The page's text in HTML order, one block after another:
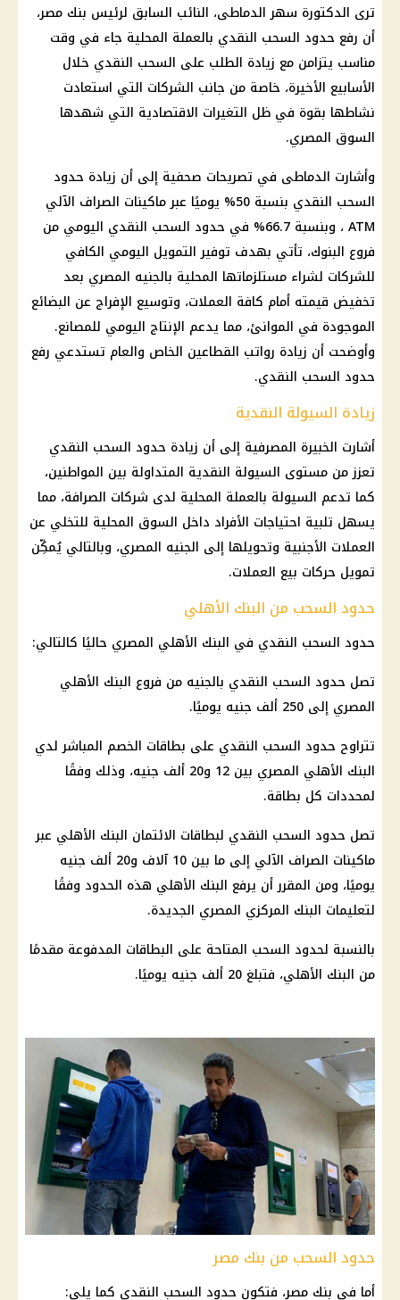
ترى الدكتورة سهر الدماطى، النائب السابق لرئيس بنك مصر،
أن رفع حدود السحب النقدي بالعملة المحلية جاء في وقت
مناسب يتزامن مع زيادة الطلب على السحب النقدي خلال
الأسابيع الأخيرة، خاصة من جانب الشركات التي استعادت
نشاطها بقوة في ظل التغيرات الاقتصادية التي شهدها
السوق المصري.
وأشارت الدماطى في تصريحات صحفية إلى أن زيادة حدود
السحب النقدي بنسبة 50% يوميًا عبر ماكينات الصراف الآلي
ATM ، وبنسبة 66.7% في حدود السحب النقدي اليومي من
فروع البنوك، تأتي بهدف توفير التمويل اليومي الكافي
للشركات لشراء مستلزماتها المحلية بالجنيه المصري بعد
تخفيض قيمته أمام كافة العملات، وتوسيع الإفراج عن البضائع
الموجودة في الموانئ، مما يدعم الإنتاج اليومي للمصانع.
وأوضحت أن زيادة رواتب القطاعين الخاص والعام تستدعي رفع
حدود السحب النقدي.
زيادة السيولة النقدية
أشارت الخبيرة المصرفية إلى أن زيادة حدود السحب النقدي
تعزز من مستوى السيولة النقدية المتداولة بين المواطنين،
كما تدعم السيولة بالعملة المحلية لدى شركات الصرافة، مما
يسهل تلبية احتياجات الأفراد داخل السوق المحلية للتخلي عن
العملات الأجنبية وتحويلها إلى الجنيه المصري، وبالتالي يُمكِّن
تمويل حركات بيع العملات.
حدود السحب من البنك الأهلي
حدود السحب النقدي في البنك الأهلي المصري حاليًا كالتالي:
تصل حدود السحب النقدي بالجنيه من فروع البنك الأهلي
المصري إلى 250 ألف جنيه يوميًا.
تتراوح حدود السحب النقدي على بطاقات الخصم المباشر لدي
البنك الأهلي المصري بين 12 و20 ألف جنيه، وذلك وفقًا
لمحددات كل بطاقة.
تصل حدود السحب النقدي لبطاقات الائتمان البنك الأهلي عبر
ماكينات الصراف الآلي إلى ما بين 10 آلاف و20 ألف جنيه
يوميًا، ومن المقرر أن يرفع البنك الأهلي هذه الحدود وفقًا
لتعليمات البنك المركزي المصري الجديدة.
بالنسبة لحدود السحب المتاحة على البطاقات المدفوعة مقدمًا
من البنك الأهلي، فتبلغ 20 ألف جنيه يوميًا.
حدود السحب من بنك مصر
أما في بنك مصر، فتكون حدود السحب النقدي كما يلي: